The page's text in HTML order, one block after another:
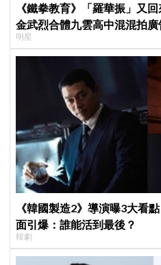
《鐵拳教育》「羅華振」又回
金武烈合體九雲高中混混拍廣
嚇壞反應笑翻劇迷：根本番外
明星
《韓國製造2》導演曝3大看
面引爆：誰能活到最後？
韓劇